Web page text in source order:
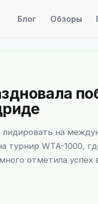
Блог Обзоры
лидировать на
турнир WTA-1000,
отметила